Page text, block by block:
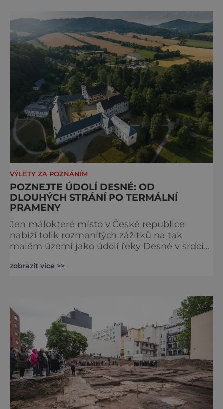
VÝLETY ZA POZNÁNÍM
POZNEJTE ÚDOLÍ DESNÉ: OD
DLOUHÝCH STRÁNÍ PO TERMÁLNÍ
PRAMENY
Jen málokteré místo v České republice
nabízí tolik rozmanitých zážitků na tak
malém území jako údolí řeky Desné v srdci
nahlédnout do útrob jedné z
na koloběžce a den zakončit poznáváním
památek ve Velkých Losinách nebo v
termálním parku. [caption
id="attachment_92379" align="
zobrazit více >>